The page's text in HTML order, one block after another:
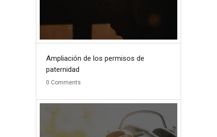
Ampliación de los permisos de
paternidad
0 Comments